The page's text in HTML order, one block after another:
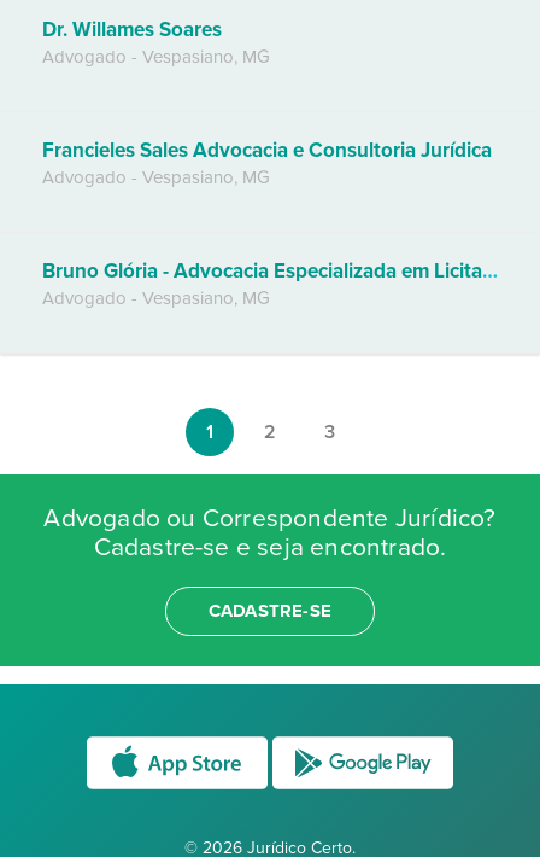
Dr. Willames Soares
Advogado - Vespasiano, MG
Francieles Sales Advocacia e Consultoria Jurídica
Advogado - Vespasiano, MG
Bruno Glória - Advocacia Especializada em Licitações e Contratos Administrativos
Advogado - Vespasiano, MG
1 2 3
Advogado ou Correspondente Jurídico?
Cadastre-se e seja encontrado.
CADASTRE-SE
© 2026 Jurídico Certo.